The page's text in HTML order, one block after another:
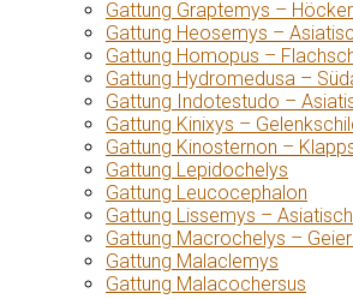
Gattung Graptemys –
Gattung Heosemys –
Gattung Homopus –
Gattung Hydromedusa –
Gattung Indotestudo –
Gattung Kinixys –
Gattung Kinosternon –
Gattung Lepidochelys
Gattung Leucocephalon
Gattung Lissemys –
Gattung Macrochelys –
Gattung Malaclemys
Gattung Malacochersus